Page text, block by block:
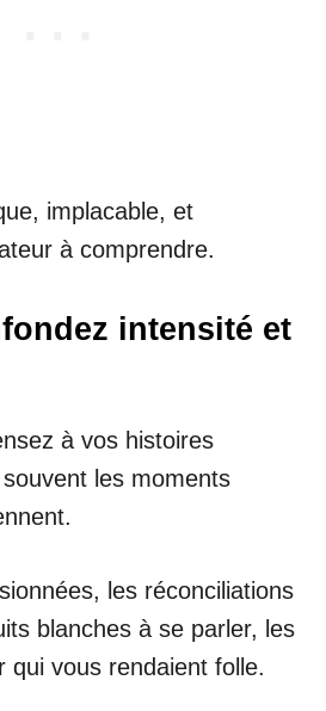
implacable, et
à comprendre.
intensité et
à vos histoires
les moments
les réconciliations
blanches à se parler, les
qui vous rendaient folle.